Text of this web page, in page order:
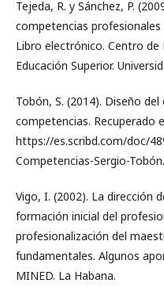
Tejeda, R. y Sánchez, P.
competencias
Libro electrónico. Centro de
Educación Superior.
Tobón, S. (2014). Diseño
competencias. Recuperado
https://es.scribd.com/doc/
Competencias-Sergio-
Vigo, I. (2002). La dirección
formación inicial del
profesionalización del
fundamentales. Algunos
MINED. La Habana.